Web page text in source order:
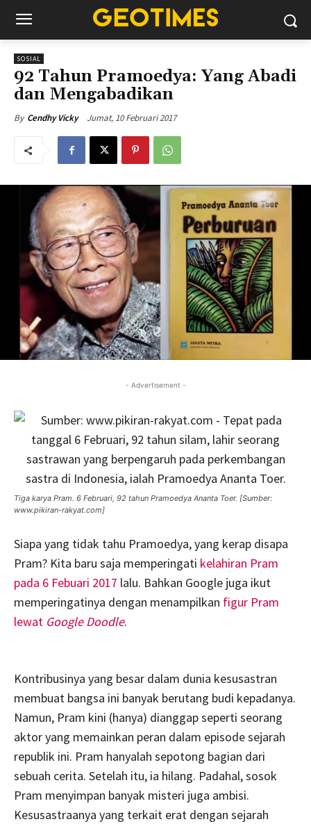
SOSIAL
92 Tahun Pramoedya: Yang Abadi
dan Mengabadikan
By Cendhy Vicky Jumat, 10 Februari 2017
- Advertisement -
Tiga karya Pram. 6 Februari, 92 tahun Pramoedya Ananta Toer. [Sumber:
www.pikiran-rakyat.com]
Siapa yang tidak tahu Pramoedya, yang kerap disapa
Pram? Kita baru saja memperingati kelahiran Pram
pada 6 Febuari 2017 lalu. Bahkan Google juga ikut
memperingatinya dengan menampilkan figur Pram
lewat Google Doodle.
Kontribusinya yang besar dalam dunia kesusastran
membuat bangsa ini banyak berutang budi kepadanya.
Namun, Pram kini (hanya) dianggap seperti seorang
aktor yang memainkan peran dalam episode sejarah
republik ini. Pram hanyalah sepotong bagian dari
sebuah cerita. Setelah itu, ia hilang. Padahal, sosok
Pram menyimpan banyak misteri juga ambisi.
Kesusastraanya yang terkait erat dengan sejarah